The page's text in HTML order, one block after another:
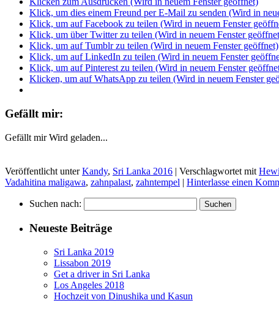
Klick, um dies einem Freund per E-Mail zu senden (Wird in
Klick, um auf Facebook zu teilen (Wird in neuem Fenster
Klick, um über Twitter zu teilen (Wird in neuem Fenster
Klick, um auf Tumblr zu teilen (Wird in neuem Fenster geöffnet)
Klick, um auf LinkedIn zu teilen (Wird in neuem Fenster
Klick, um auf Pinterest zu teilen (Wird in neuem Fenster
Klicken, um auf WhatsApp zu teilen (Wird in neuem Fenster
Gefällt mir:
Gefällt mir Wird geladen...
Veröffentlicht unter Kandy, Sri Lanka 2016 | Verschlagwortet mit
Vadahitina maligawa, zahnpalast, zahntempel | Hinterlasse einen
Suchen nach:
Neueste Beiträge
Sri Lanka 2019
Lissabon 2019
Get a driver in Sri Lanka
Los Angeles 2018
Hochzeit von Dinushika und Kasun